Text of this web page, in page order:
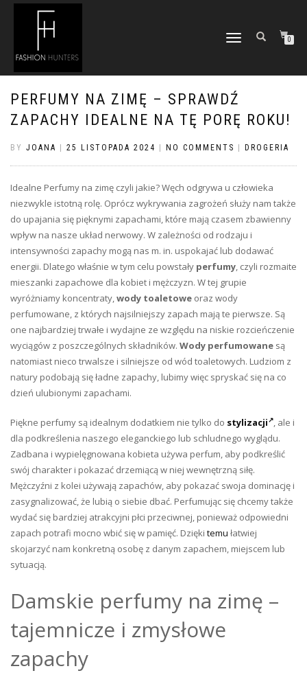
TOGGLE
0
PERFUMY NA ZIMĘ – SPRAWDŹ
ZAPACHY IDEALNE NA TĘ PORĘ ROKU!
BY JOANA 25 LISTOPADA 2024 NO COMMENTS DROGERIA
Idealne Perfumy na zimę czyli jakie? Węch odgrywa u człowieka
niezwykle istotną rolę. Oprócz wykrywania zagrożeń służy nam także
do upajania się pięknymi zapachami, które mają czasem zbawienny
wpływ na nasze układ nerwowy. W zależności od rodzaju i
intensywności zapachy mogą nas m. in. uspokajać lub dodawać
energii. Dlatego właśnie w tym celu powstały perfumy, czyli rozmaite
mieszanki zapachowe dla kobiet i mężczyzn. W tej grupie
wyróżniamy koncentraty,wody toaletowe oraz wody
perfumowane, z których najsilniejszy zapach mają te pierwsze. Są
one najbardziej trwałe i wydajne ze względu na niskie rozcieńczenie
wyciągów z poszczególnych składników. Wody perfumowane są
natomiast nieco trwalsze i silniejsze od wód toaletowych. Ludziom z
natury podobają się ładne zapachy, lubimy więc spryskać się na co
dzień ulubionymi zapachami.
Piękne perfumy są idealnym dodatkiem nie tylko do stylizacji , ale i
dla podkreślenia naszego eleganckiego lub schludnego wyglądu.
Zadbana i wypielęgnowana kobieta używa perfum, aby podkreślić
swój charakter i pokazać drzemiącą w niej wewnętrzną siłę.
Mężczyźni z kolei używają zapachów, aby pokazać swoja dominację i
zasygnalizować, że lubią o siebie dbać. Perfumując się chcemy także
wydać się bardziej atrakcyjni płci przeciwnej, ponieważ odpowiedni
zapach potrafi mocno wbić się w pamięć. Dzięki temu łatwiej
skojarzyć nam konkretną osobę z danym zapachem, miejscem lub
sytuacją.
Damskie perfumy na zimę –
tajemnicze i zmysłowe
zapachy